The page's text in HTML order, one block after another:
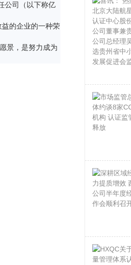
公司（以下称亿
的企业的一种荣
景，是努力成为